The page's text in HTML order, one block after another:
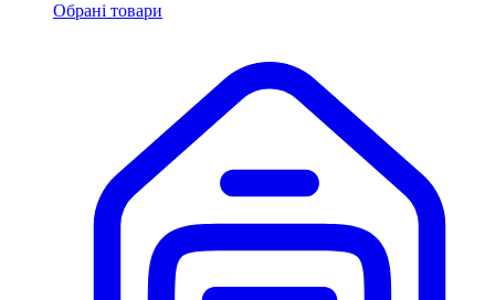
Обрані товари